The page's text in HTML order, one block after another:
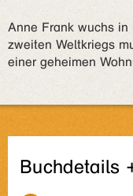
Anne Frank wuchs
zweiten Weltkriegs
einer geheimen
Buchdetails